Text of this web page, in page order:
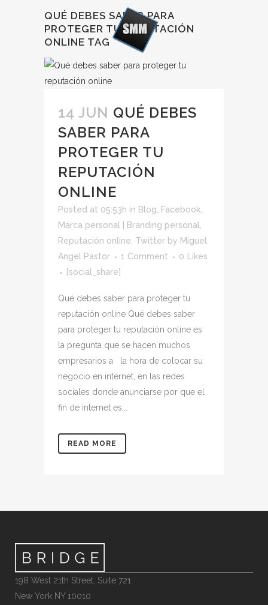
QUÉ DEBES SABER PARA
PROTEGER TU REPUTACIÓN
ONLINE TAG
14 JUN QUÉ DEBES
SABER PARA
PROTEGER TU
REPUTACIÓN
ONLINE
Posted at 05:53h in Blog Facebook
Marca personal | Branding personal
Reputación online Twitter by Miguel
Angel Pastor
1 Comment 0
Likes
[social_share]
Qué debes saber para proteger tu
reputación online Qué debes saber
para proteger tu reputación online es
la pregunta que se hacen muchos
empresarios a la hora de colocar su
negocio en internet, en las redes
sociales donde anunciarse por que el
fin de internet es...
READ MORE
198 West 21th Street, Suite 721
New York NY 10010